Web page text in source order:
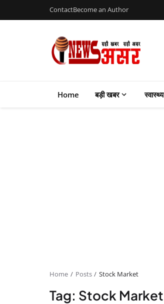
ContactBecome an Author
Home बड़ी खबर स्वास्थ्य
Home Posts Stock Market
Tag: Stock Market